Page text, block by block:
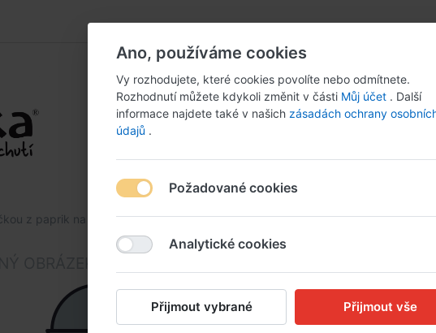
z paprik na rozmárýnu, vařený brambo
Ano, používáme cookies
Vy rozhodujete, které cookies povolíte nebo odmítnete.
Rozhodnutí můžete kdykoli změnit v části Můj účet . Další
informace najdete také v našich zásadách ochrany
údajů .
Požadované cookies
Analytické cookies
Přijmout vybrané Přijmout vše